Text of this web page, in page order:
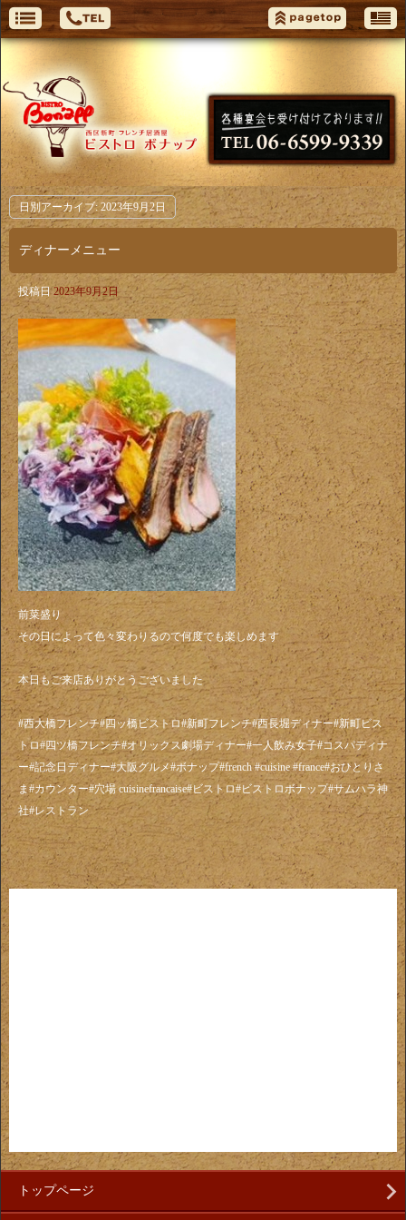
日別アーカイブ: 2023年9月2日
ディナーメニュー
投稿日 2023年9月2日
前菜盛り
その日によって色々変わりるので何度でも楽しめます
本日もご来店ありがとうございました
#西大橋フレンチ#四ッ橋ビストロ#新町フレンチ#西長堀ディナー#新町ビス
トロ#四ツ橋フレンチ#オリックス劇場ディナー#一人飲み女子#コスパディナ
ー#記念日ディナー#大阪グルメ#ボナップ#french #cuisine #france#おひとりさ
ま#カウンター#穴場 cuisinefrancaise#ビストロ#ビストロボナップ#サムハラ神
社#レストラン
トップページ